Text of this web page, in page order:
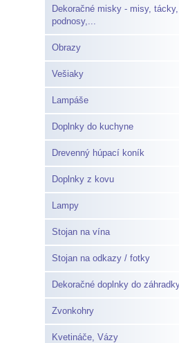
Dekoračné misky - misy, tácky,
podnosy,...
Obrazy
Vešiaky
Lampáše
Doplnky do kuchyne
Drevenný húpací koník
Doplnky z kovu
Lampy
Stojan na vína
Stojan na odkazy / fotky
Dekoračné doplnky do
Zvonkohry
Kvetináče, Vázy